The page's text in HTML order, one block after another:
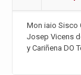
Mon iaio Sisco
Josep Vicens
y Cariñena DO